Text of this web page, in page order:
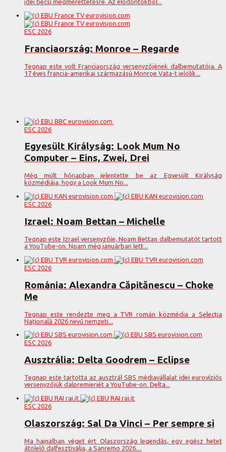
idei bécsi megmérettetésre. Az elődöntőkből...
ESC 2026
Franciaország: Monroe – Regarde
Tegnap este volt Franciaország versenyzőjének dalbemutatója. A
17 éves francia-amerikai származású Monroe Vata-t jelölik...
ESC 2026
Egyesült Királyság: Look Mum No
Computer – Eins, Zwei, Drei
Még múlt hónapban jelentette be az Egyesült Királyság
közmédiája, hogy a Look Mum No...
ESC 2026
Izrael: Noam Bettan – Michelle
Tegnap este Izrael versenyzője, Noam Bettan dalbemutatót tartott
a YouTube-on. Noam még januárban lett...
ESC 2026
Románia: Alexandra Căpitănescu – Choke
Me
Tegnap este rendezte meg a TVR román közmédia a Selecția
Națională 2026 nevű nemzeti...
ESC 2026
Ausztrália: Delta Goodrem – Eclipse
Tegnap este tartotta az ausztrál SBS médiavállalat idei eurovíziós
versenyzőjük dalpremierjét a YouTube-on. Delta...
ESC 2026
Olaszország: Sal Da Vinci – Per sempre sì
Ma hajnalban véget ért Olaszország legendás, egy egész hetet
átölelő dalfesztiválja, a Sanremo 2026....